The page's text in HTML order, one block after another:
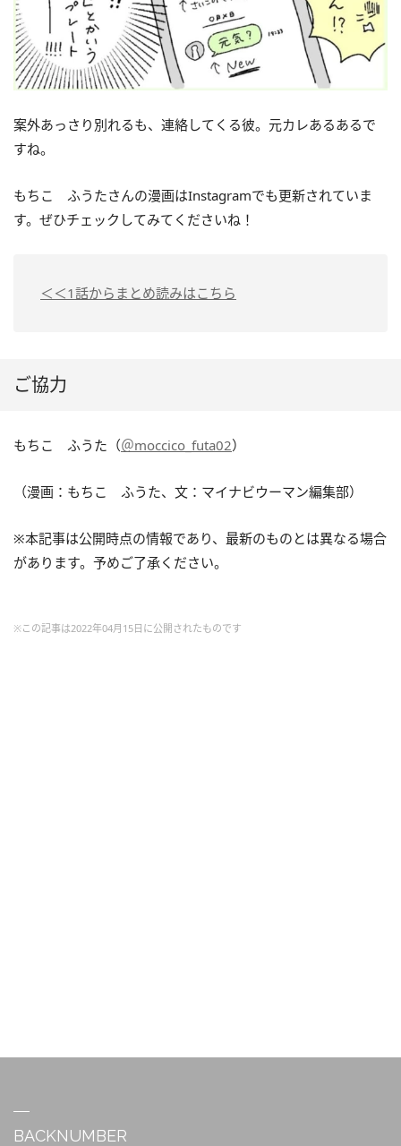
案外あっさり別れるも、連絡してくる彼。元カレあるあるで
すね。
もちこ ふうたさんの漫画はInstagramでも更新されていま
す。ぜひチェックしてみてくださいね！
＜＜1話からまとめ読みはこちら
ご協力
もちこ ふうた（＠moccico_futa02）
（漫画：もちこ ふうた、文：マイナビウーマン編集部）
※本記事は公開時点の情報であり、最新のものとは異なる場合
があります。予めご了承ください。
※この記事は2022年04月15日に公開されたものです
BACKNUMBER